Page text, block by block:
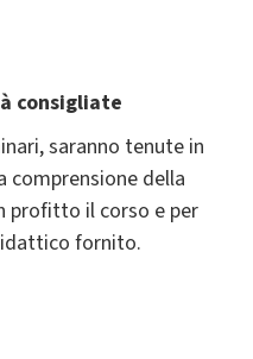
consigliate
saranno tenute in
comprensione della
profitto il corso e per
fornito.